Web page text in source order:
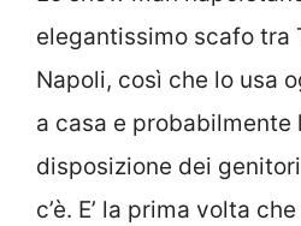
elegantissimo scafo tra
Napoli, così che lo usa
a casa e probabilmente
disposizione dei
c’è. E’ la prima volta